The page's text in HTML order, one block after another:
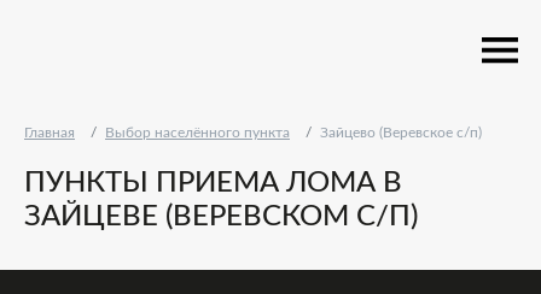
Главная Выбор населённого пункта Зайцево (Веревское с/п)
ПУНКТЫ ПРИЕМА ЛОМА В
ЗАЙЦЕВЕ (ВЕРЕВСКОМ С/П)